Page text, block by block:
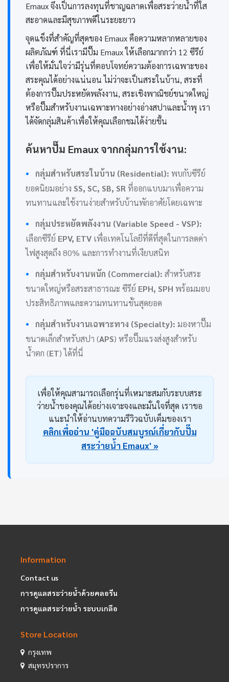
Emaux จึงเป็นการลงทุนที่ชาญฉลาดเพื่อสระว่ายน้ำที่ใส
สะอาดและมีสุขภาพดีในระยะยาว
จุดแข็งที่สำคัญที่สุดของ Emaux คือความหลากหลายของ
ผลิตภัณฑ์ ที่นี่เรามีปั๊ม Emaux ให้เลือกมากกว่า 12 ซีรีย์
เพื่อให้มั่นใจว่ามีรุ่นที่ตอบโจทย์ความต้องการเฉพาะของ
สระคุณได้อย่างแน่นอน ไม่ว่าจะเป็นสระในบ้าน, สระที่
ต้องการปั๊มประหยัดพลังงาน, สระเชิงพาณิชย์ขนาดใหญ่
หรือปั๊มสำหรับงานเฉพาะทางอย่างอ่างสปาและน้ำพุ เรา
ได้จัดกลุ่มสินค้าเพื่อให้คุณเลือกชมได้ง่ายขึ้น
ค้นหาปั๊ม Emaux จากกลุ่มการใช้งาน:
• กลุ่มสำหรับสระในบ้าน (Residential): พบกับซีรีย์
ยอดนิยมอย่าง SS, SC, SB, SR ที่ออกแบบมาเพื่อความ
ทนทานและใช้งานง่ายสำหรับบ้านพักอาศัยโดยเฉพาะ
•
กลุ่มประหยัดพลังงาน (Variable Speed - VSP):
เลือกซีรีย์ EPV, ETV เพื่อเทคโนโลยีที่ดีที่สุดในการลดค่า
ไฟสูงสุดถึง 80% และการทำงานที่เงียบสนิท
• กลุ่มสำหรับงานหนัก (Commercial): สำหรับสระ
ขนาดใหญ่หรือสระสาธารณะ ซีรีย์ EPH, SPH พร้อมมอบ
ประสิทธิภาพและความทนทานขั้นสุดยอด
• กลุ่มสำหรับงานเฉพาะทาง (Specialty): มองหาปั๊ม
ขนาดเล็กสำหรับสปา (APS) หรือปั๊มแรงส่งสูงสำหรับ
น้ำตก (ET) ได้ที่นี่
เพื่อให้คุณสามารถเลือกรุ่นที่เหมาะสมกับระบบสระ
ว่ายน้ำของคุณได้อย่างเจาะจงและมั่นใจที่สุด เราขอ
แนะนำให้อ่านบทความรีวิวฉบับเต็มของเรา
คลิกเพื่ออ่าน 'คู่มือฉบับสมบูรณ์เกี่ยวกับปั๊ม
สระว่ายน้ำ Emaux' »
Information
Contact us
การดูแลสระว่ายน้ำด้วยคลอรีน
การดูแลสระว่ายน้ำ ระบบเกลือ
Store Location
กรุงเทพ
สมุทรปราการ